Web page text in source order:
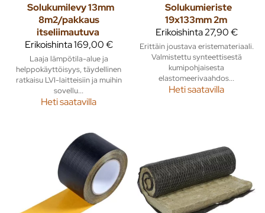
Solukumilevy 13mm
8m2/pakkaus
itseliimautuva
Erikoishinta169,00 €
Laaja lämpötila-alue ja
helppokäyttöisyys, täydellinen
ratkaisu LVI-laitteisiin ja muihin
sovellu...
Heti saatavilla
Solukumieriste
19x133mm 2m
Erikoishinta27,90 €
Erittäin joustava eristemateriaali.
Valmistettu synteettisestä
kumipohjaisesta
elastomeerivaahdos...
Heti saatavilla